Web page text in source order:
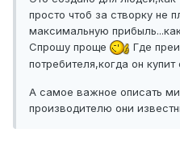
просто чтоб за створку не
максимальную
Спрошу проще
Где
потребителя,когда он купит
А самое важное описать
производителю они